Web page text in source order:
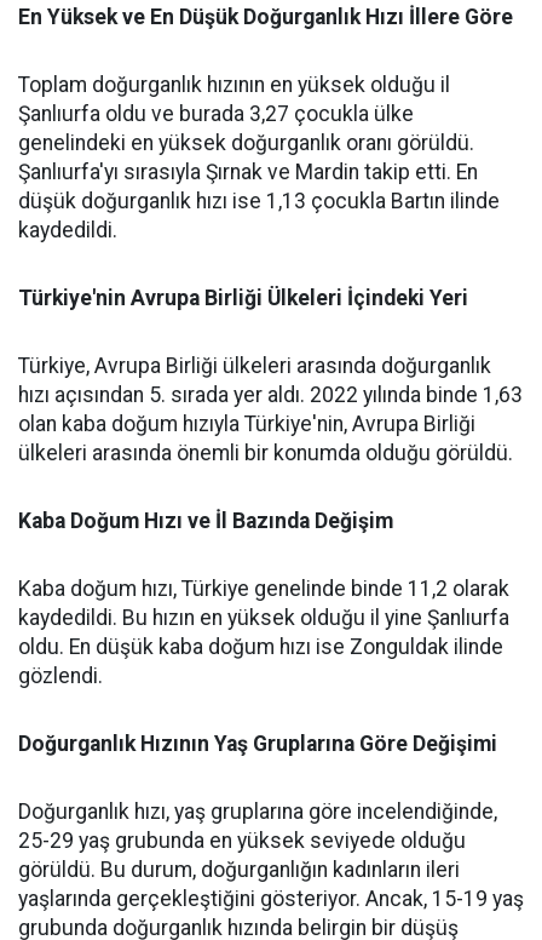
En Yüksek ve En Düşük Doğurganlık Hızı İllere Göre
Toplam doğurganlık hızının en yüksek olduğu il
Şanlıurfa oldu ve burada 3,27 çocukla ülke
genelindeki en yüksek doğurganlık oranı görüldü.
Şanlıurfa'yı sırasıyla Şırnak ve Mardin takip etti. En
düşük doğurganlık hızı ise 1,13 çocukla Bartın ilinde
kaydedildi.
Türkiye'nin Avrupa Birliği Ülkeleri İçindeki Yeri
Türkiye, Avrupa Birliği ülkeleri arasında doğurganlık
hızı açısından 5. sırada yer aldı. 2022 yılında binde 1,63
olan kaba doğum hızıyla Türkiye'nin, Avrupa Birliği
ülkeleri arasında önemli bir konumda olduğu görüldü.
Kaba Doğum Hızı ve İl Bazında Değişim
Kaba doğum hızı, Türkiye genelinde binde 11,2 olarak
kaydedildi. Bu hızın en yüksek olduğu il yine Şanlıurfa
oldu. En düşük kaba doğum hızı ise Zonguldak ilinde
gözlendi.
Doğurganlık Hızının Yaş Gruplarına Göre Değişimi
Doğurganlık hızı, yaş gruplarına göre incelendiğinde,
25-29 yaş grubunda en yüksek seviyede olduğu
görüldü. Bu durum, doğurganlığın kadınların ileri
yaşlarında gerçekleştiğini gösteriyor. Ancak, 15-19 yaş
grubunda doğurganlık hızında belirgin bir düşüş